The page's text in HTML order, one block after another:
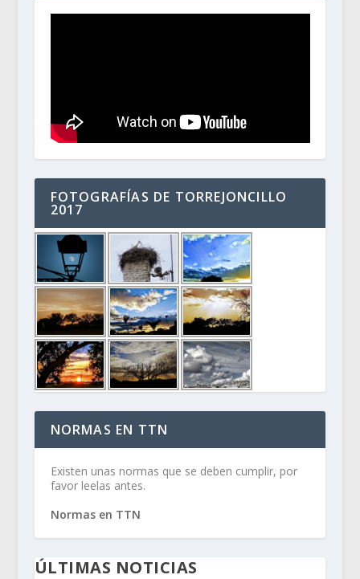
FOTOGRAFÍAS DE TORREJONCILLO
2017
NORMAS EN TTN
Existen unas normas que se deben cumplir, por
favor leelas antes.
Normas en TTN
ÚLTIMAS NOTICIAS